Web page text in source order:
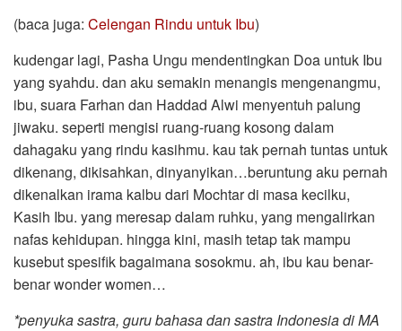
(baca juga: Celengan Rindu untuk Ibu)
kudengar lagi, Pasha Ungu mendentingkan Doa untuk Ibu
yang syahdu. dan aku semakin menangis mengenangmu,
ibu, suara Farhan dan Haddad Alwi menyentuh palung
jiwaku. seperti mengisi ruang-ruang kosong dalam
dahagaku yang rindu kasihmu. kau tak pernah tuntas untuk
dikenang, dikisahkan, dinyanyikan…beruntung aku pernah
dikenalkan irama kalbu dari Mochtar di masa kecilku,
Kasih Ibu. yang meresap dalam ruhku, yang mengalirkan
nafas kehidupan. hingga kini, masih tetap tak mampu
kusebut spesifik bagaimana sosokmu. ah, ibu kau benar-
benar wonder women…
*penyuka sastra, guru bahasa dan sastra Indonesia di MA